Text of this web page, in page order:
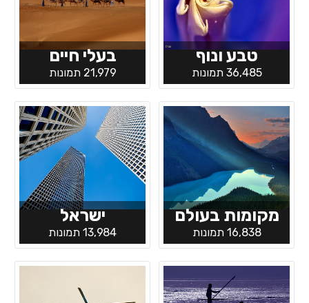
טבע ונוף
36,485 תמונות
בעלי חיים
21,979 תמונות
מקומות בעולם
16,838 תמונות
ישראל
13,984 תמונות